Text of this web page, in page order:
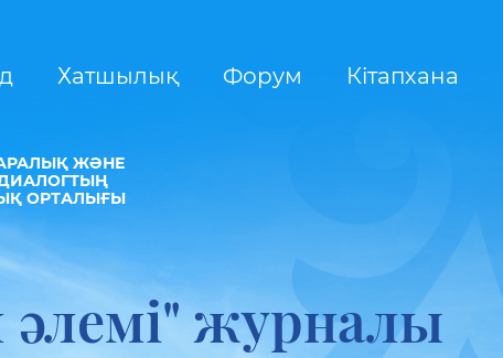
Хатшылық Форум Кітапхана
ЖӘНЕ
ОРТАЛЫҒЫ
әлемі" журналы